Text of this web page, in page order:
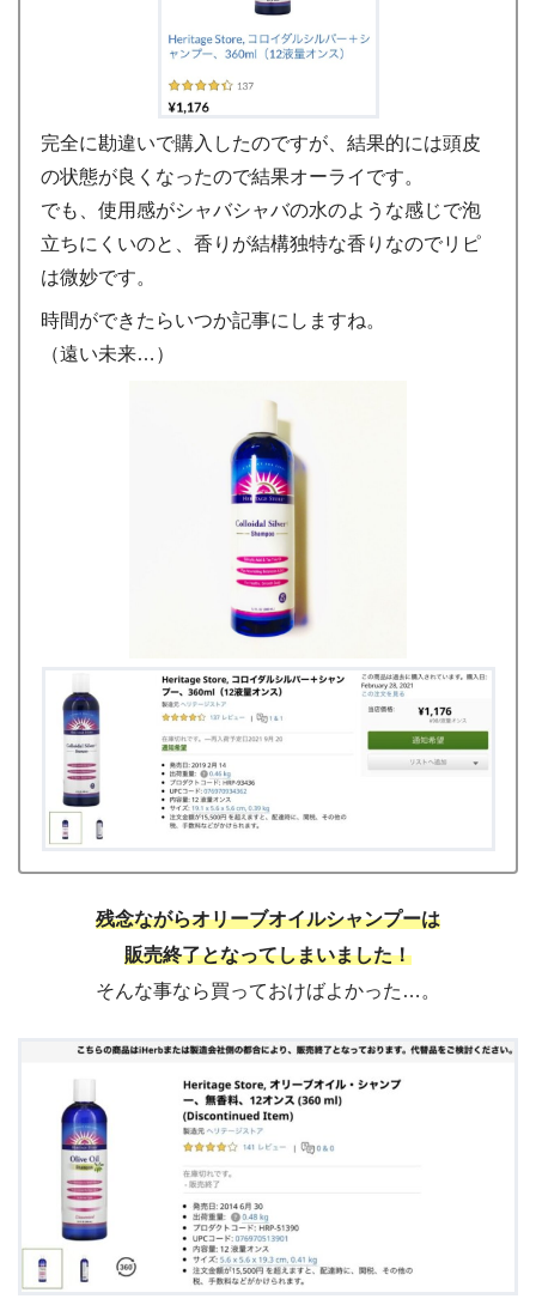
完全に勘違いで購入したのですが、結果的には頭皮
の状態が良くなったので結果オーライです。
でも、使用感がシャバシャバの水のような感じで泡
立ちにくいのと、香りが結構独特な香りなのでリピ
は微妙です。
時間ができたらいつか記事にしますね。
（遠い未来…）
残念ながらオリーブオイルシャンプーは
販売終了となってしまいました！
そんな事なら買っておけばよかった…。